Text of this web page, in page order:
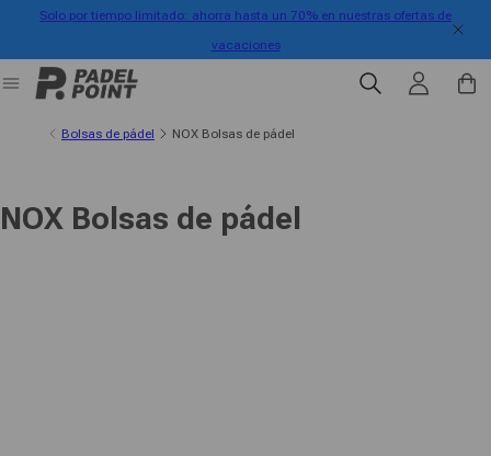
al contenido
Solo por tiempo limitado: ahorra hasta un 70% en nuestras ofertas de
vacaciones
Iniciar sesión
Bolsas de pádel NOX Bolsas de pádel
NOX Bolsas de pádel